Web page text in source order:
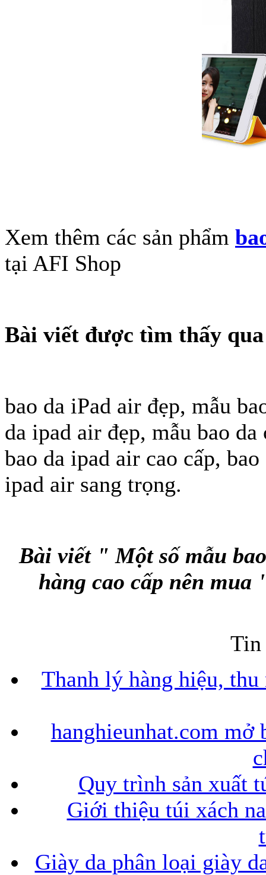
Xem thêm các sản phẩm
tại AFI Shop
Bài viết được tìm thấy
bao da iPad air đẹp, mẫu
da ipad air đẹp, mẫu bao
bao da ipad air cao cấp,
ipad air sang trọng.
Bài viết " Một số mẫu
hàng cao cấp nên
Tin
Thanh lý hàng hiệu,
hanghieunhat.com
Quy trình sản xuất
Giới thiệu túi xách
Giày da phân loại giày